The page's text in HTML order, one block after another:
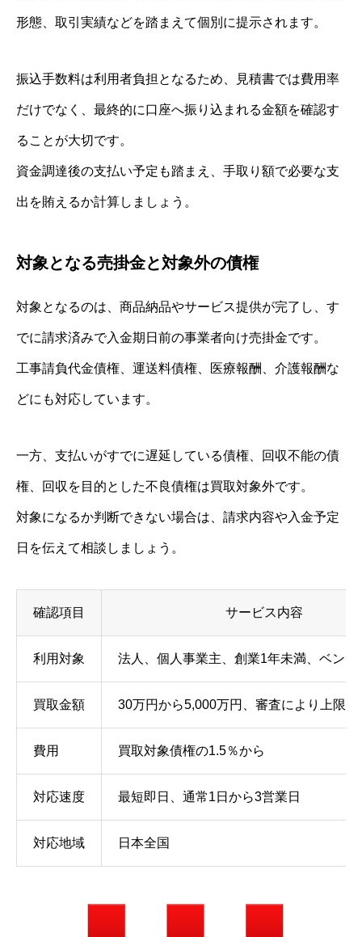
形態、取引実績などを踏まえて個別に提示されます。
振込手数料は利用者負担となるため、見積書では費用率
だけでなく、最終的に口座へ振り込まれる金額を確認す
ることが大切です。
資金調達後の支払い予定も踏まえ、手取り額で必要な支
出を賄えるか計算しましょう。
対象となる売掛金と対象外の債権
対象となるのは、商品納品やサービス提供が完了し、す
でに請求済みで入金期日前の事業者向け売掛金です。
工事請負代金債権、運送料債権、医療報酬、介護報酬な
どにも対応しています。
一方、支払いがすでに遅延している債権、回収不能の債
権、回収を目的とした不良債権は買取対象外です。
対象になるか判断できない場合は、請求内容や入金予定
日を伝えて相談しましょう。
確認項目 サービス内容
利用対象 法人、個人事業主、創業1年未満、ベンチ
買取金額 30万円から5,000万円、審査により上限1
費用 買取対象債権の1.5％から
対応速度 最短即日、通常1日から3営業日
対応地域 日本全国